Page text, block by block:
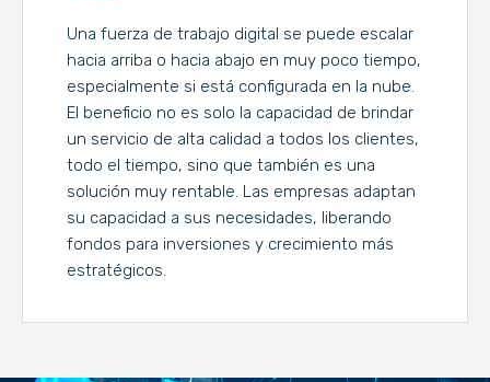
Una fuerza de trabajo digital se puede escalar
hacia arriba o hacia abajo en muy poco tiempo,
especialmente si está configurada en la nube.
El beneficio no es solo la capacidad de brindar
un servicio de alta calidad a todos los clientes,
todo el tiempo, sino que también es una
solución muy rentable. Las empresas adaptan
su capacidad a sus necesidades, liberando
fondos para inversiones y crecimiento más
estratégicos.